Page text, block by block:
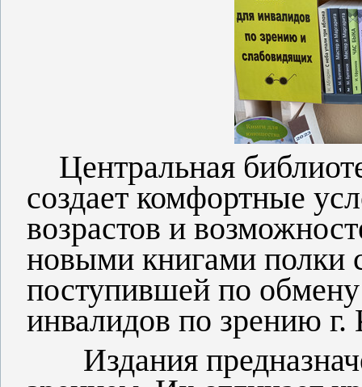
Центральная
создает комфортные
возрастов и
новыми книгами полки
поступившей по
инвалидов по зрению
Издания